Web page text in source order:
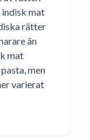
indisk mat
rätter
än
mat
men
varierat